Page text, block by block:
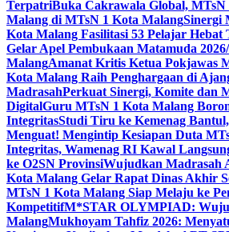
TerpatriBuka Cakrawala Global,
Malang di MTsN 1 Kota MalangSinergi
Kota Malang Fasilitasi 53 Pelajar
Gelar Apel Pembukaan Matamuda
MalangAmanat Kritis Ketua Pokjawas
Kota Malang Raih Penghargaan di
MadrasahPerkuat Sinergi, Komite dan
DigitalGuru MTsN 1 Kota Malang
IntegritasStudi Tiru ke Kemenag
Menguat! Mengintip Kesiapan Duta
Integritas, Wamenag RI Kawal
ke O2SN ProvinsiWujudkan Madrasah
Kota Malang Gelar Rapat Dinas Akhir
MTsN 1 Kota Malang Siap Melaju ke
KompetitifM*STAR OLYMPIAD:
MalangMukhoyam Tahfiz 2026: